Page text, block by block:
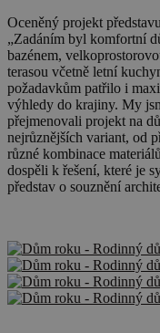
Oceněný projekt
„Zadáním byl komfortní
bazénem,
terasou včetně letní
požadavkům patřilo i
výhledy do krajiny. My
přejmenovali projekt na
nejrůznějších variant, od
různé kombinace
dospěli k řešení, které je
představ o souznění